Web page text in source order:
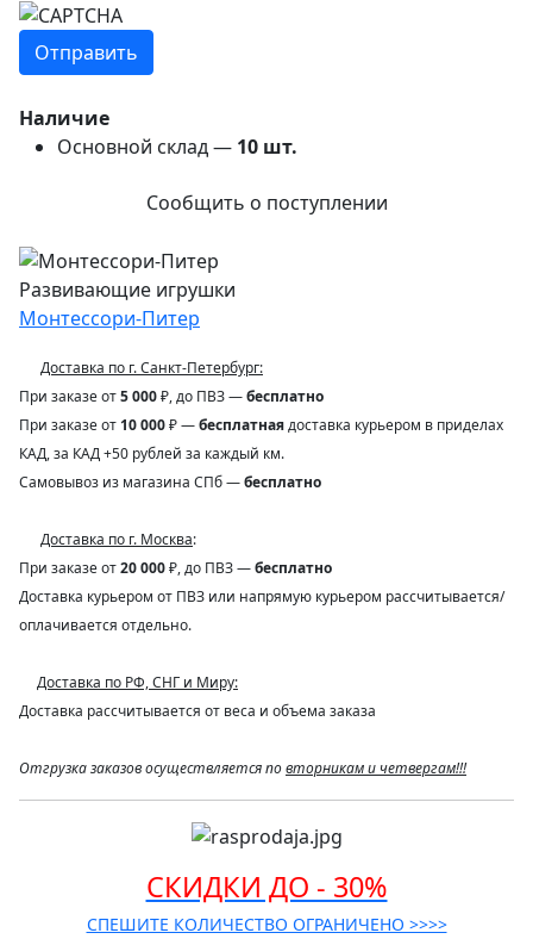
Наличие
Основной склад — 10 шт.
Сообщить о поступлении
Развивающие игрушки
Монтессори-Питер
Доставка по г. Санкт-Петербург:
При заказе от5 000₽, до ПВЗ —бесплатно
При заказе от 10 000₽ —бесплатнаядоставка курьером в приделах
КАД, за КАД +50 рублей за каждый км.
Самовывоз из магазина СПб —бесплатно
Доставка по г. Москва:
При заказе от20 000₽, до ПВЗ —бесплатно
Доставка курьером от ПВЗ или напрямую курьером рассчитывается/
оплачивается отдельно.
Доставка по РФ, СНГ и Миру:
Доставка рассчитывается от веса и объема заказа
Отгрузка заказов осуществляется повторникам и четвергам!!!
СКИДКИ ДО - 30%
СПЕШИТЕ КОЛИЧЕСТВО ОГРАНИЧЕНО >>>>